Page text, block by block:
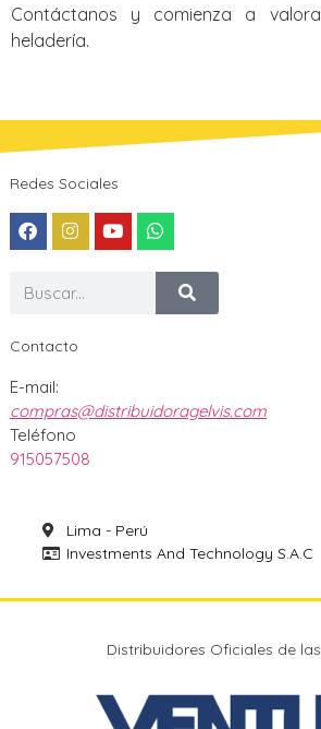
Contáctanos y comienza a
heladería.
Redes Sociales
Contacto
E-mail:
compras@distribuidoragelvis.com
Teléfono
915057508
Lima - Perú
Investments And Technology S.A.C
Distribuidores Oficiales de